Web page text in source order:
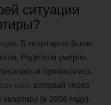
ситуации
В квартирые были
Родители умерли,
и прописалась
сын, который через
(в 2006 году)